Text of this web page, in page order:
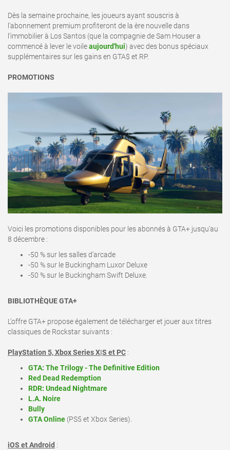
Dès la semaine prochaine, les joueurs ayant souscris à
l'abonnement premium profiteront de la ère nouvelle dans
l'immobilier à Los Santos (que la compagnie de Sam Houser a
commencé à lever le voileaujourd'hui) avec des bonus spéciaux
supplémentaires sur les gains en GTA$ et RP.
PROMOTIONS
Voici les promotions disponibles pour les abonnés à GTA+ jusqu'au
8 décembre :
-50 % sur les salles d'arcade
-50 % sur le Buckingham Luxor Deluxe
-50 % sur le Buckingham Swift Deluxe.
BIBLIOTHÈQUE GTA+
L'offre GTA+ propose également de télécharger et jouer aux titres
classiques de Rockstar suivants :
PlayStation 5, Xbox Series X|S et PC :
GTA: The Trilogy - The Definitive Edition
Red Dead Redemption
RDR: Undead Nightmare
L.A. Noire
Bully
GTA Online (PS5 et Xbox Series).
iOS et Android :